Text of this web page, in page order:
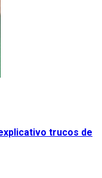
trucos de